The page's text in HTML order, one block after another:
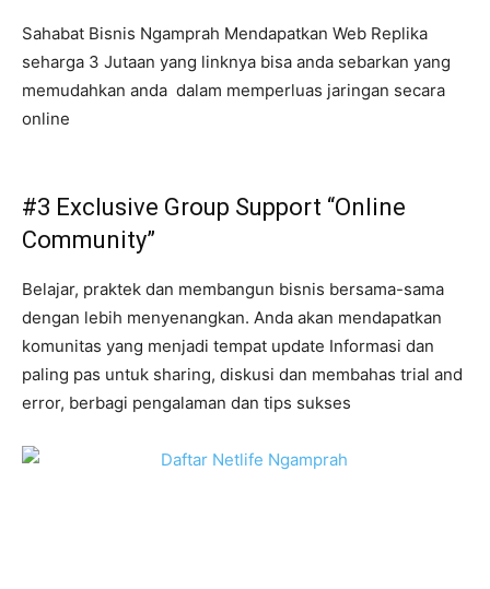
Sahabat Bisnis Ngamprah Mendapatkan Web Replika
seharga 3 Jutaan yang linknya bisa anda sebarkan yang
memudahkan anda dalam memperluas jaringan secara
online
#3 Exclusive Group Support “Online
Community”
Belajar, praktek dan membangun bisnis bersama-sama
dengan lebih menyenangkan. Anda akan mendapatkan
komunitas yang menjadi tempat update Informasi dan
paling pas untuk sharing, diskusi dan membahas trial and
error, berbagi pengalaman dan tips sukses